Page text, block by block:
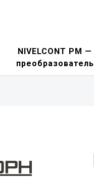
NIVELCONT PM —
преобразователь